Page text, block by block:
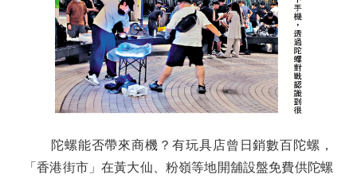
陀螺能否帶來商機？有玩具店曾日銷數百陀螺，
「香港街市」在黃大仙、粉嶺等地開舖設盤免費供陀螺